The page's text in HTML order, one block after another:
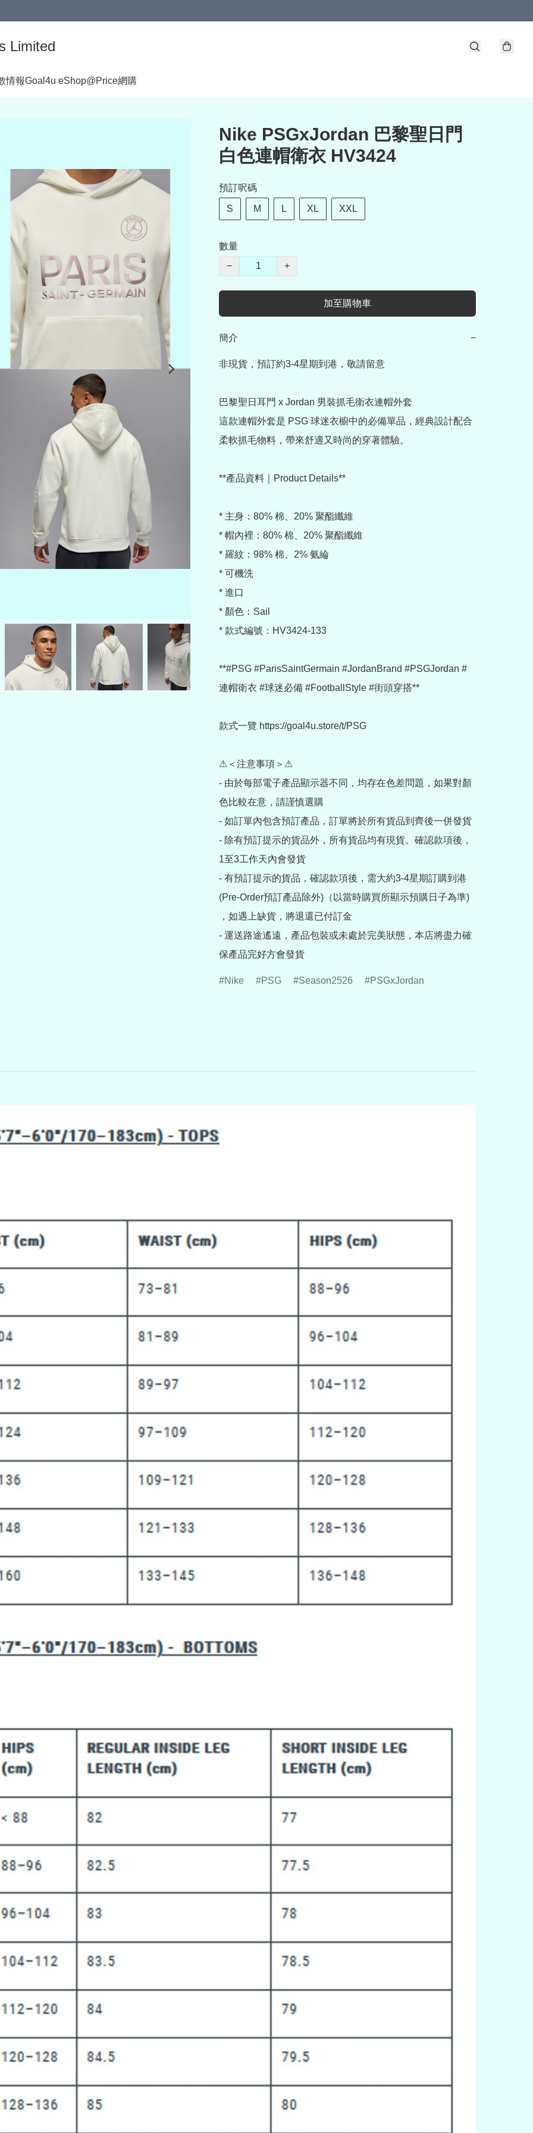
Limited
情報Goal4u eShop@Price網購
Nike PSGxJordan 巴黎聖日門
白色連帽衛衣 HV3424
預訂呎碼
S M L XL XXL
數量
−
+
加至購物車
簡介 −
非現貨，預訂約3-4星期到港，敬請留意
巴黎聖日耳門 x Jordan 男裝抓毛衛衣連帽外套
這款連帽外套是 PSG 球迷衣櫥中的必備單品，經典設計配合
柔軟抓毛物料，帶來舒適又時尚的穿著體驗。
**產品資料｜Product Details**
* 主身：80% 棉、20% 聚酯纖維
* 帽內裡：80% 棉、20% 聚酯纖維
* 羅紋：98% 棉、2% 氨綸
* 可機洗
* 進口
* 顏色：Sail
* 款式編號：HV3424-133
**#PSG #ParisSaintGermain #JordanBrand #PSGJordan #
連帽衛衣 #球迷必備 #FootballStyle #街頭穿搭**
款式一覽 https://goal4u.store/t/PSG
⚠＜注意事項＞⚠
- 由於每部電子產品顯示器不同，均存在色差問題，如果對顏
色比較在意，請謹慎選購
- 如訂單內包含預訂產品，訂單將於所有貨品到齊後一併發貨
- 除有預訂提示的貨品外，所有貨品均有現貨。確認款項後，
1至3工作天內會發貨
- 有預訂提示的貨品，確認款項後，需大約3-4星期訂購到港
(Pre-Order預訂產品除外)（以當時購買所顯示預購日子為準)
，如遇上缺貨，將退還已付訂金
- 運送路途遙遠，產品包裝或未處於完美狀態，本店將盡力確
保產品完好方會發貨
Nike PSG Season2526 PSGxJordan